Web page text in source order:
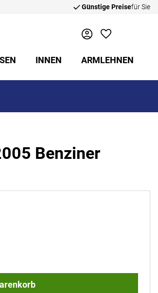
Günstige Preisefür Sie
INNEN ARMLEHNEN
Benziner